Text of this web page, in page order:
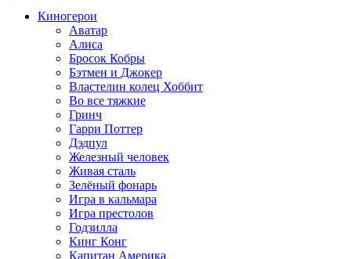
Киногерои
Аватар
Алиса
Бросок Кобры
Бэтмен и Джокер
Властелин колец Хоббит
Во все тяжкие
Гринч
Гарри Поттер
Дэдпул
Железный человек
Живая сталь
Зелёный фонарь
Игра в кальмара
Игра престолов
Годзилла
Кинг Конг
Капитан Америка